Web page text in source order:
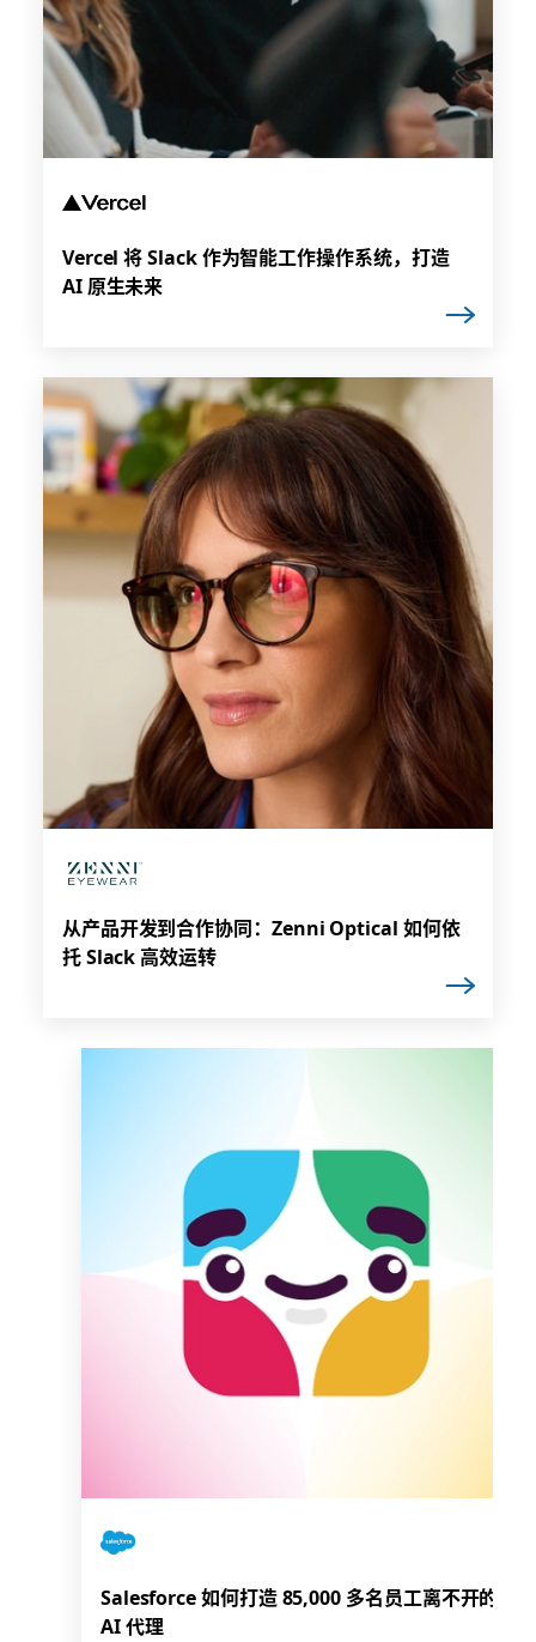
Vercel 将 Slack 作为智能工作操作系统，打造
AI 原生未来
从产品开发到合作协同：Zenni Optical 如何依
托 Slack 高效运转
Salesforce 如何打造 85,000 多名员工离不开的
AI 代理